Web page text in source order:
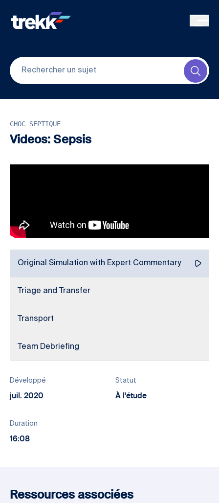
CHOC SEPTIQUE
Videos: Sepsis
Original Simulation with Expert Commentary
Triage and Transfer
Transport
Team Debriefing
Développé
juil. 2020
Statut
À l'étude
Duration
16:08
Ressources associées